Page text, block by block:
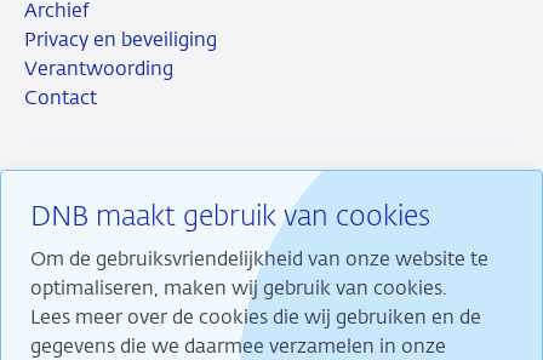
DNB maakt gebruik van cookies
Om de gebruiksvriendelijkheid van onze website te
optimaliseren, maken wij gebruik van cookies.
Lees meer over de cookies die wij gebruiken en de
gegevens die we daarmee verzamelen in onze
Archief
Privacy en beveiliging
Verantwoording
Contact
RSS InstagramLinkedin
X
Wij maken ons sterk voor financiële stabiliteit en